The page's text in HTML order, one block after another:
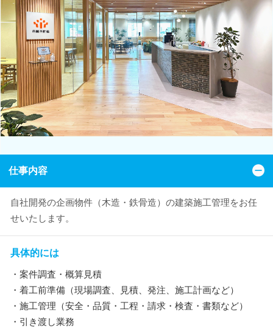
仕事内容
自社開発の企画物件（木造・鉄骨造）の建築施工管理をお任
せいたします。
具体的には
・案件調査・概算見積
・着工前準備（現場調査、見積、発注、施工計画など）
・施工管理（安全・品質・工程・請求・検査・書類など）
・引き渡し業務